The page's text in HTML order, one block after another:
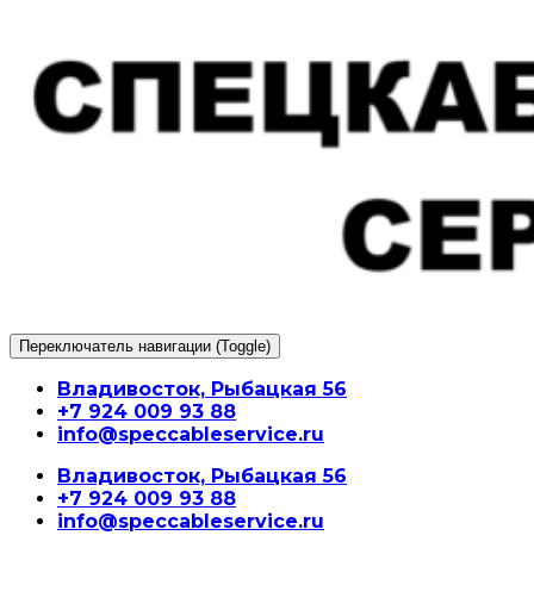
содержимому
Переключатель навигации (Toggle)
Владивосток, Рыбацкая 56
+7 924 009 93 88
info@speccableservice.ru
Владивосток, Рыбацкая 56
+7 924 009 93 88
info@speccableservice.ru